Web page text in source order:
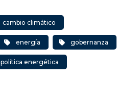
cambio climático
energía gobernanza
política energética